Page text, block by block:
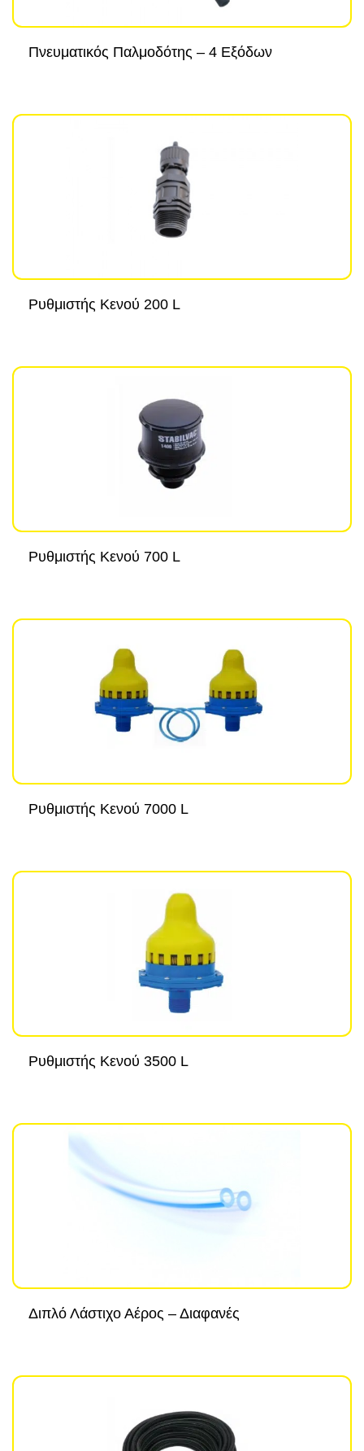
Πνευματικός Παλμοδότης – 4 Εξόδων
Ρυθμιστής Κενού 200 L
Ρυθμιστής Κενού 700 L
Ρυθμιστής Κενού 7000 L
Ρυθμιστής Κενού 3500 L
Διπλό Λάστιχο Αέρος – Διαφανές